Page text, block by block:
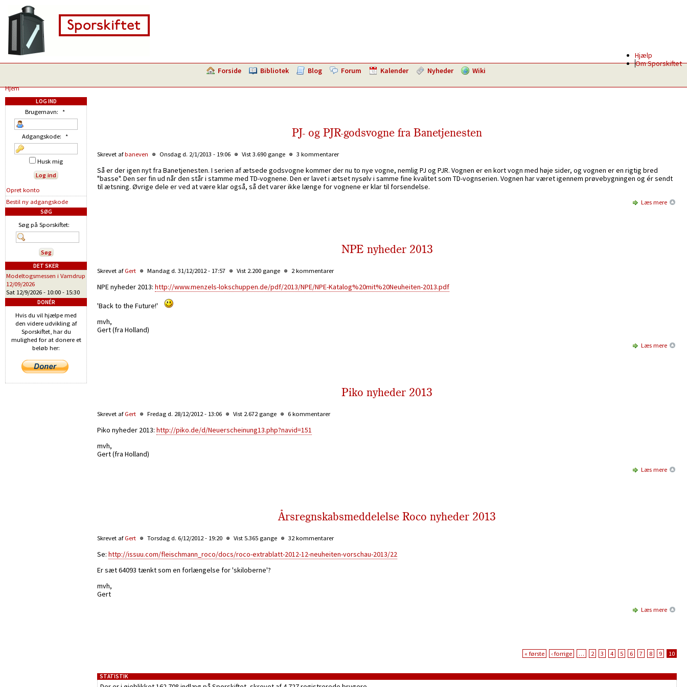
Hjælp
Om Sporskiftet
Forside Bibliotek Blog Forum Kalender Nyheder Wiki
Hjem
PJ- og PJR-godsvogne fra Banetjenesten
Skrevet afbaneven Onsdag d. 2/1/2013 - 19:06 Vist 3.690 gange 3 kommentarer
Så er der igen nyt fra Banetjenesten. I serien af ætsede godsvogne kommer der nu to nye vogne, nemlig PJ og PJR. Vognen er en kort vogn med høje sider, og vognen er en rigtig bred
"basse". Den ser fin ud når den står i stamme med TD-vognene. Den er lavet i ætset nysølv i samme fine kvalitet som TD-vognserien. Vognen har været igennem prøvebygningen og ér sendt
til ætsning. Øvrige dele er ved at være klar også, så det varer ikke længe for vognene er klar til forsendelse.
Læs mere
NPE nyheder 2013
Skrevet af Gert Mandag d. 31/12/2012 - 17:57 Vist 2.200 gange 2 kommentarer
NPE nyheder 2013: http://www.menzels-lokschuppen.de/pdf/2013/NPE/NPE-Katalog%20mit%20Neuheiten-2013.pdf
'Back to the Future!'
mvh,
Gert (fra Holland)
Læs mere
Piko nyheder 2013
Skrevet af Gert Fredag d. 28/12/2012 - 13:06 Vist 2.672 gange 6 kommentarer
Piko nyheder 2013: http://piko.de/d/Neuerscheinung13.php?navid=151
mvh,
Gert (fra Holland)
Læs mere
Årsregnskabsmeddelelse Roco nyheder 2013
Skrevet af Gert Torsdag d. 6/12/2012 - 19:20 Vist 5.365 gange 32 kommentarer
Se: http://issuu.com/fleischmann_roco/docs/roco-extrablatt-2012-12-neuheiten-vorschau-2013/22
Er sæt 64093 tænkt som en forlængelse for 'skiloberne'?
mvh,
Gert
Læs mere
« første ‹ forrige … 2 3 4 5 6 7 8 9 10
STATISTIK
LOG IND
Brugernavn: *
Adgangskode: *
Husk mig
Opret konto
Bestil ny adgangskode
SØG
Søg på Sporskiftet:
DET SKER
Modeltogsmessen i Vamdrup
12/09/2026
Sat 12/9/2026 - 10:00 - 15:30
DONÉR
Hvis du vil hjælpe med
den videre udvikling af
Sporskiftet, har du
mulighed for at donere et
beløb her: